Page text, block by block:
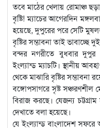
তবে মাঠের খেলায় রোমাঞ্চ
বৃষ্টি! ম্যাচের আগেরদিন
হয়েছে, দুপুরের পরে সেটি
বৃষ্টির সম্ভাবনা তাই ভাবাচ্ছে
বন্দর নগরীতে বুধবার দুপুর
ইংল্যান্ড ম্যাচটি। স্থানীয়
থেকে মাঝারি বৃষ্টির সম্ভাবনা
বঙ্গোপসাগরে সৃষ্ট সঞ্চরণশীল
বিরাজ করছে। যেজন্য
দেখাতে বলা হয়েছে।
যে ইংল্যান্ড বাংলাদেশ